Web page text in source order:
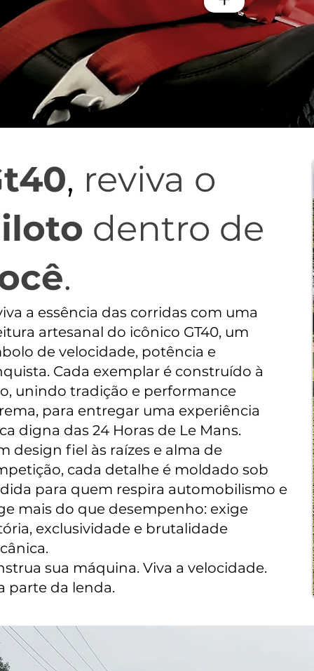
, reviva o
dentro de
.
a essência das corridas com uma
artesanal do icônico GT40, um
de velocidade, potência e
Cada exemplar é construído à
unindo tradição e performance
para entregar uma experiência
digna das 24 Horas de Le Mans.
design fiel às raízes e alma de
cada detalhe é moldado sob
para quem respira automobilismo e
mais do que desempenho: exige
exclusividade e brutalidade
sua máquina. Viva a velocidade.
parte da lenda.